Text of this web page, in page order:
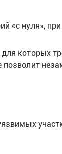
«с нуля»,
которых